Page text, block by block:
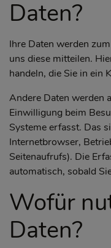
Daten?
Ihre Daten werden
uns diese mitteilen.
handeln, die Sie in ein
Andere Daten werden
Einwilligung beim
Systeme erfasst. Das
Internetbrowser,
Seitenaufrufs). Die
automatisch, sobald
Wofür
Daten?